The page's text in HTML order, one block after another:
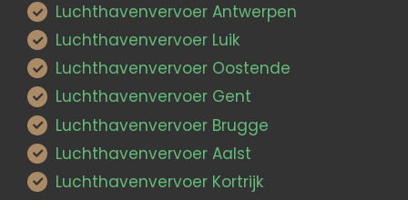
Luchthavenvervoer Antwerpen
Luchthavenvervoer Luik
Luchthavenvervoer Oostende
Luchthavenvervoer Gent
Luchthavenvervoer Brugge
Luchthavenvervoer Aalst
Luchthavenvervoer Kortrijk